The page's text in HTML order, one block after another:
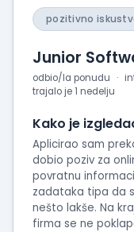
radu
utiske
intervjua
pozitivno
Junior
odbio/la ponudu
trajalo je 1 nedelju
Kako je
Aplicirao sam
dobio poziv za
povratnu
zadataka tipa da
nešto lakše. Na
firma se ne